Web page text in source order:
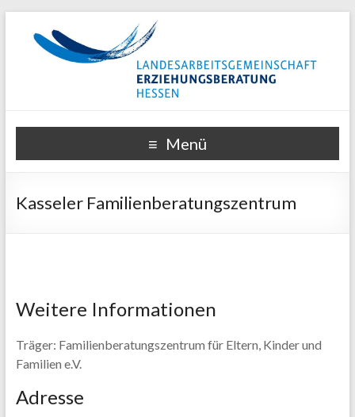
Menü
Kasseler Familienberatungszentrum
Weitere Informationen
Träger: Familienberatungszentrum für Eltern, Kinder und
Familien e.V.
Adresse